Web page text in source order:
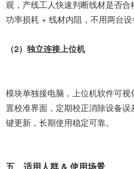
观，产线工人快速判断线材是否
功率损耗 + 线材内阻，不用两台设
（2）独立连接上位机
模块单独接电脑，上位机软件可
置校准界面，定期校正消除设备
键更新，长期使用稳定可靠。